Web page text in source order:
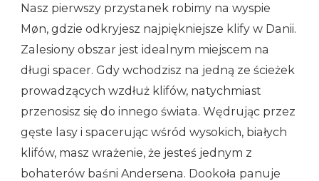
Nasz pierwszy przystanek robimy na wyspie
Møn, gdzie odkryjesz najpiękniejsze klify w Danii.
Zalesiony obszar jest idealnym miejscem na
długi spacer. Gdy wchodzisz na jedną ze ścieżek
prowadzących wzdłuż klifów, natychmiast
przenosisz się do innego świata. Wędrując przez
gęste lasy i spacerując wśród wysokich, białych
klifów, masz wrażenie, że jesteś jednym z
bohaterów baśni Andersena. Dookoła panuje